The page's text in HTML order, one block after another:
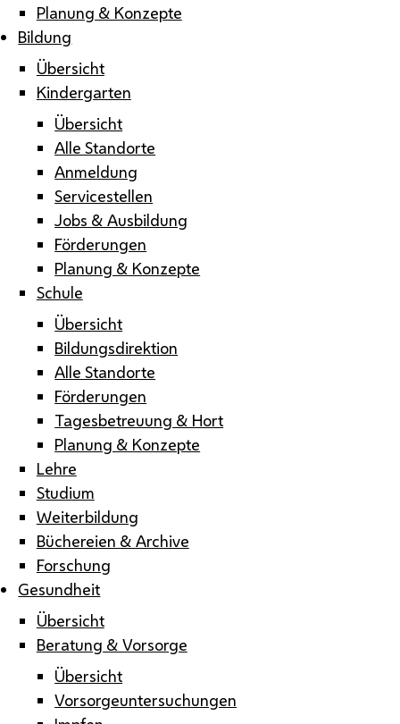
Planung & Konzepte
Bildung
Übersicht
Kindergarten
Übersicht
Alle Standorte
Anmeldung
Servicestellen
Jobs & Ausbildung
Förderungen
Planung & Konzepte
Schule
Übersicht
Bildungsdirektion
Alle Standorte
Förderungen
Tagesbetreuung & Hort
Planung & Konzepte
Lehre
Studium
Weiterbildung
Büchereien & Archive
Forschung
Gesundheit
Übersicht
Beratung & Vorsorge
Übersicht
Vorsorgeuntersuchungen